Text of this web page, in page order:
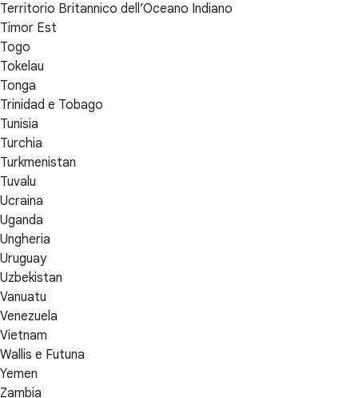
Territorio Britannico dell’Oceano Indiano
Timor Est
Togo
Tokelau
Tonga
Trinidad e Tobago
Tunisia
Turchia
Turkmenistan
Tuvalu
Ucraina
Uganda
Ungheria
Uruguay
Uzbekistan
Vanuatu
Venezuela
Vietnam
Wallis e Futuna
Yemen
Zambia